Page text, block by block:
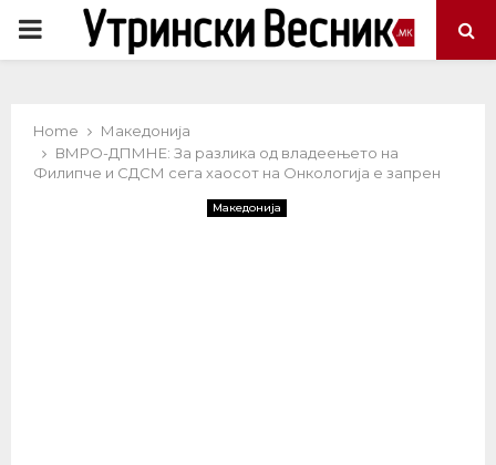
PRIMARY
Home
Македонија
ВМРО-ДПМНЕ: За разлика од владеењето на
Филипче и СДСМ сега хаосот на Онкологија е запрен
Македонија